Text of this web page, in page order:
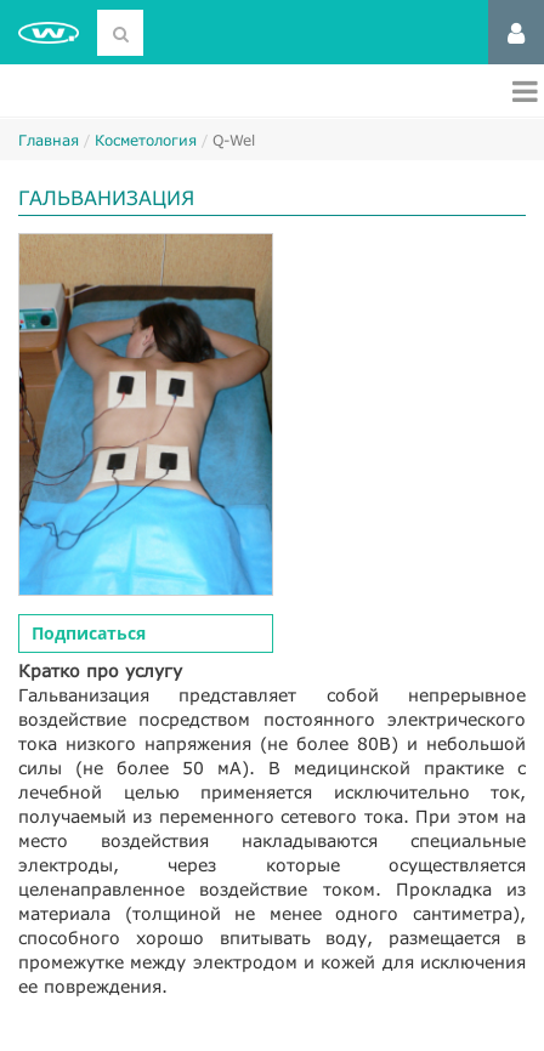
Главная Косметология Q-Wel
ГАЛЬВАНИЗАЦИЯ
Подписаться
Кратко про услугу
Гальванизация представляет собой непрерывное
воздействие посредством постоянного электрического
тока низкого напряжения (не более 80В) и небольшой
силы (не более 50 мА). В медицинской практике с
лечебной целью применяется исключительно ток,
получаемый из переменного сетевого тока. При этом на
место воздействия накладываются специальные
электроды, через которые осуществляется
целенаправленное воздействие током. Прокладка из
материала (толщиной не менее одного сантиметра),
способного хорошо впитывать воду, размещается в
промежутке между электродом и кожей для исключения
ее повреждения.